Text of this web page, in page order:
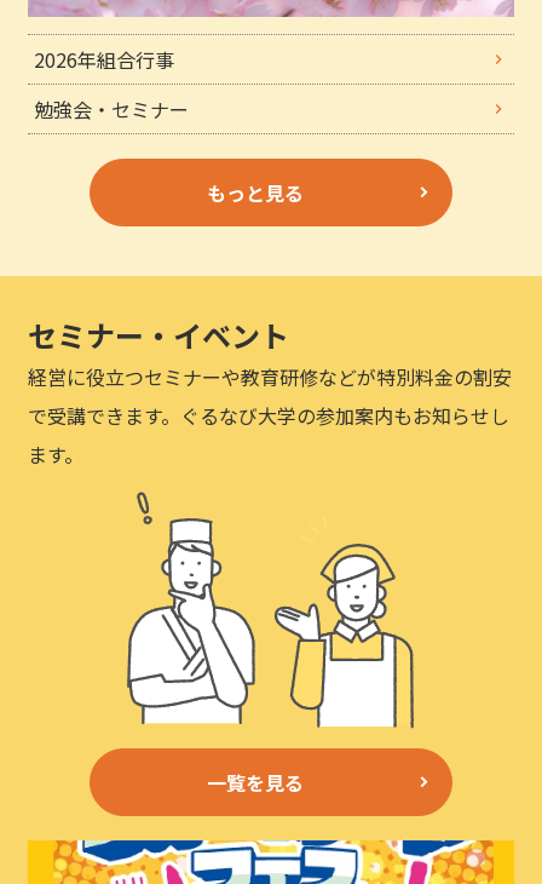
2026年組合行事
勉強会・セミナー
もっと見る
セミナー・イベント
経営に役立つセミナーや教育研修などが特別料金の割安
で受講できます。ぐるなび大学の参加案内もお知らせし
ます。
一覧を見る